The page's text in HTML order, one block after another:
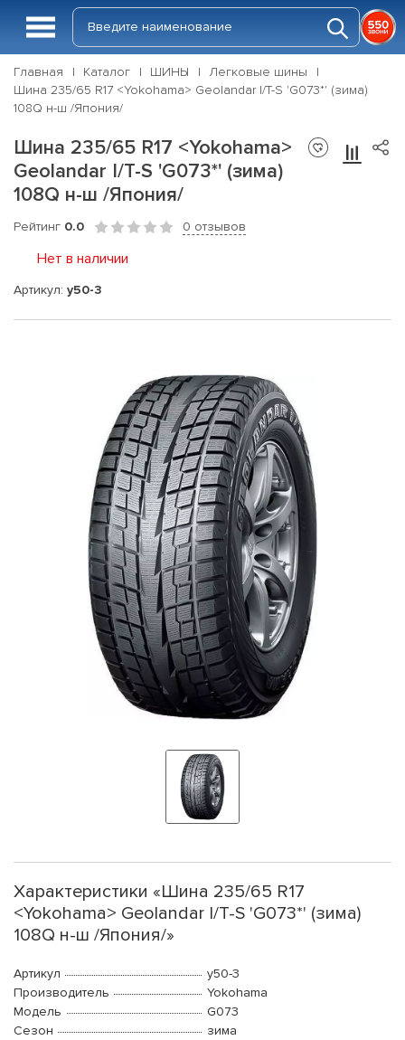
Главная Каталог ШИНЫ
Легковые шины
Шина 235/65 R17 <Yokohama> Geolandar I/T-S 'G073*' (зима)
108Q н-ш /Япония/
Шина 235/65 R17 <Yokohama>
Geolandar I/T-S 'G073*' (зима)
108Q н-ш /Япония/
Рейтинг 0.0 0 отзывов
Нет в наличии
Артикул: y50-3
Характеристики «Шина 235/65 R17
<Yokohama> Geolandar I/T-S 'G073*' (зима)
108Q н-ш /Япония/»
Артикул
y50-3
Производитель
Yokohama
Модель
G073
Сезон
зима